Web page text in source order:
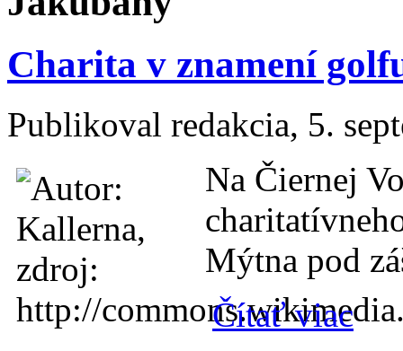
Charita v znamení
Publikoval redakcia, 5.
Na Čiernej
Mýtna pod
Čítať viac o